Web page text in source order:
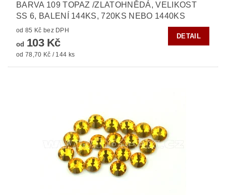
BARVA 109 TOPAZ /ZLATOHNĚDÁ, VELIKOST
SS 6, BALENÍ 144KS, 720KS NEBO 1440KS
od 85 Kč bez DPH
od 103 Kč
od 78,70 Kč / 144 ks
DETAIL